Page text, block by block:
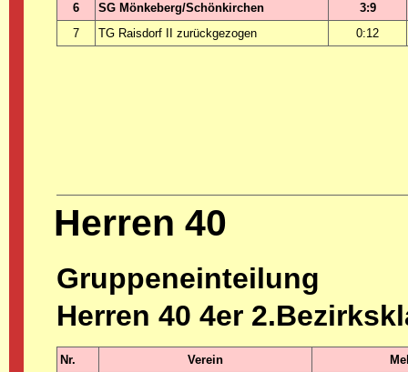
6
SG Mönkeberg/Schönkirchen
3:9
7
TG Raisdorf II zurückgezogen 0:12
Herren 40
Gruppeneinteilung
Herren 40 4er
Nr. Verein